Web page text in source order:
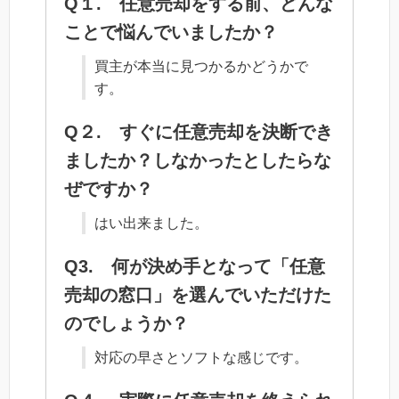
ことで悩んでいましたか？
買主が本当に見つかるかどうかで
す。
Q２. すぐに任意売却を決断でき
ましたか？しなかったとしたらな
ぜですか？
はい出来ました。
Q3. 何が決め手となって「任意
売却の窓口」を選んでいただけた
のでしょうか？
対応の早さとソフトな感じです。